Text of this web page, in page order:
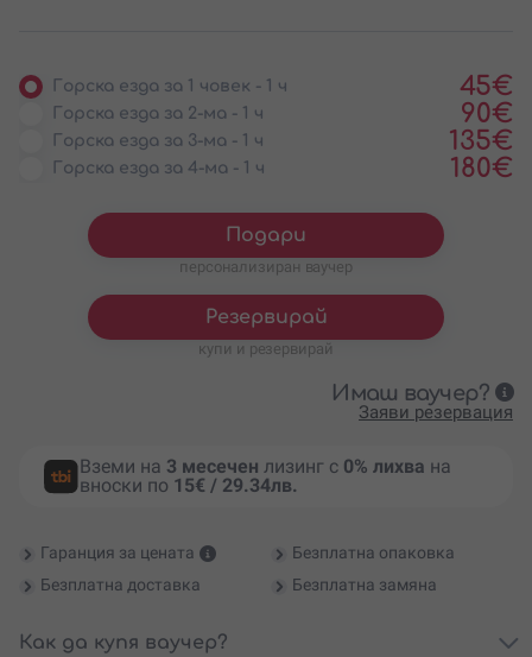
Горска езда за 1 човек - 1 ч 45€
Горска езда за 2-ма - 1 ч 90€
Горска езда за 3-ма - 1 ч 135€
Горска езда за 4-ма - 1 ч 180€
Подари
персонализиран ваучер
Резервирай
купи и резервирай
Имаш ваучер?
Заяви резервация
Вземи на 3 месечен лизинг с 0% лихва на
вноски по 15€ / 29.34лв.
Гаранция за цената
Безплатна опаковка
Безплатна доставка
Безплатна замяна
Как да купя ваучер?